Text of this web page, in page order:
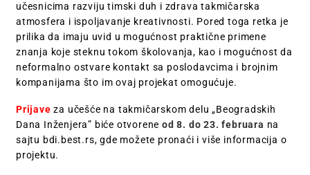
učesnicima razviju timski duh i zdrava takmičarska
atmosfera i ispoljavanje kreativnosti. Pored toga retka je
prilika da imaju uvid u mogućnost praktične primene
znanja koje steknu tokom školovanja, kao i mogućnost da
neformalno ostvare kontakt sa poslodavcima i brojnim
kompanijama što im ovaj projekat omogućuje.
Prijave za učešće na takmičarskom delu „Beogradskih
Dana Inženjera” biće otvoreneod 8. do 23. februara na
sajtu bdi.best.rs, gde možete pronaći i više informacija o
projektu.